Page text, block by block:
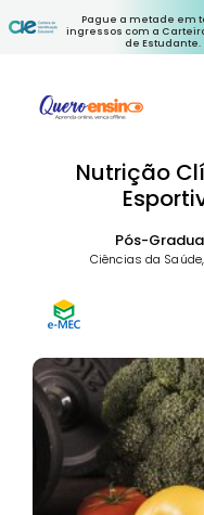
Pague a metade em
ingressos com a
de Estudante.
Nutrição
Pós-
Ciências da